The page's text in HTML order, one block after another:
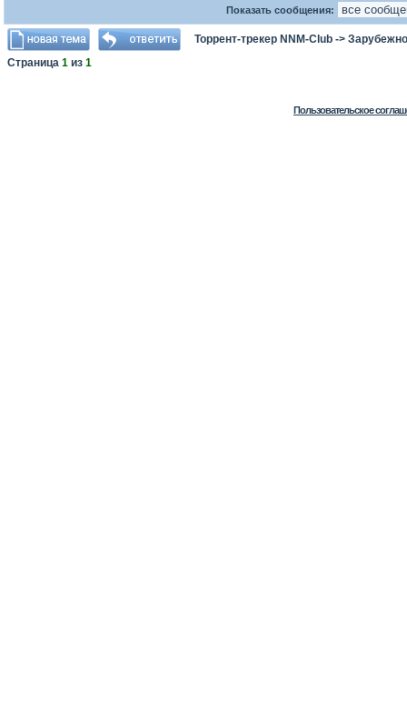
Показать сообщения:
Торрент-трекер NNM-Club ->
Страница 1 из 1
Пользовательское